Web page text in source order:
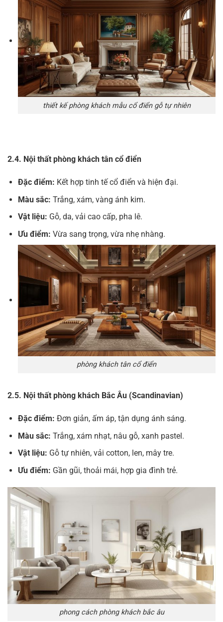
thiết kế phòng khách mẫu cổ điển gỗ tự nhiên
2.4. Nội thất phòng khách tân cổ điển
Đặc điểm: Kết hợp tinh tế cổ điển và hiện đại.
Màu sắc: Trắng, xám, vàng ánh kim.
Vật liệu: Gỗ, da, vải cao cấp, pha lê.
Ưu điểm: Vừa sang trọng, vừa nhẹ nhàng.
phòng khách tân cổ điển
2.5. Nội thất phòng khách Bắc Âu (Scandinavian)
Đặc điểm: Đơn giản, ấm áp, tận dụng ánh sáng.
Màu sắc: Trắng, xám nhạt, nâu gỗ, xanh pastel.
Vật liệu: Gỗ tự nhiên, vải cotton, len, mây tre.
Ưu điểm: Gần gũi, thoải mái, hợp gia đình trẻ.
phong cách phòng khách bắc âu